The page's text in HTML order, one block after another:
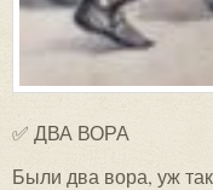
✅ ДВА ВОРА
Были два вора, уж